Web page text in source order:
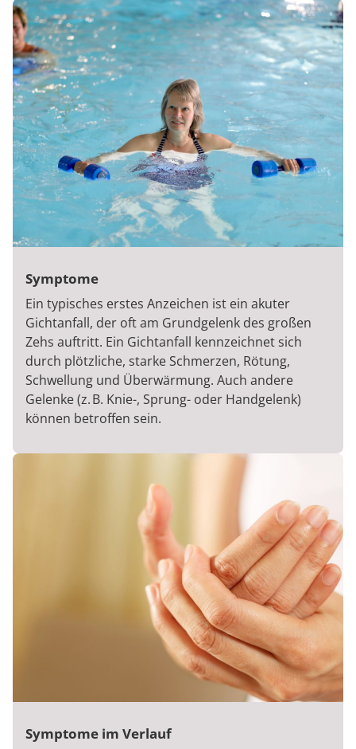
Symptome
Ein typisches erstes Anzeichen ist ein akuter
Gichtanfall, der oft am Grundgelenk des großen
Zehs auftritt. Ein Gichtanfall kennzeichnet sich
durch plötzliche, starke Schmerzen, Rötung,
Schwellung und Überwärmung. Auch andere
Gelenke (z. B. Knie-, Sprung- oder Handgelenk)
können betroffen sein.
Symptome im Verlauf